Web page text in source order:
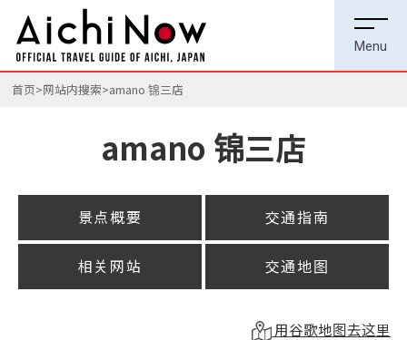
首页 网站内搜索 amano 锦三店
amano 锦三店
景点概要 交通指南
相关网站 交通地图
用谷歌地图去这里